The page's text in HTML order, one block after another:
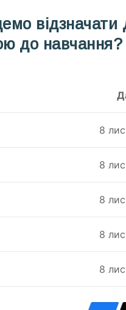
до навчання?
8
8
8
8
8